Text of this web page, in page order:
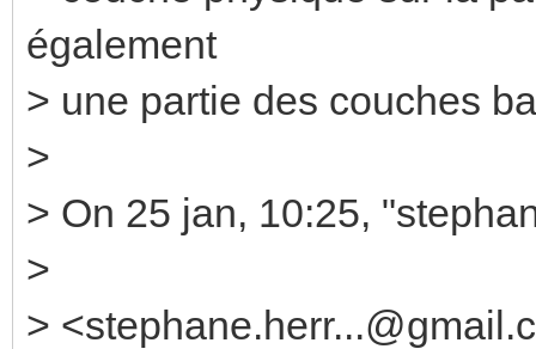
également
> une partie des couches
>
> On 25 jan, 10:25,
>
>